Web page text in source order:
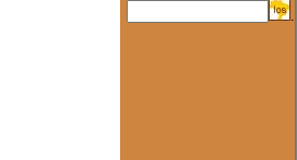
.